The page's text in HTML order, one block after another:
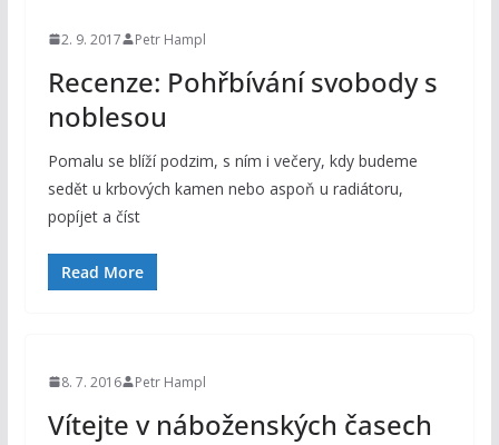
2. 9. 2017 Petr Hampl
Recenze: Pohřbívání svobody s
noblesou
Pomalu se blíží podzim, s ním i večery, kdy budeme
sedět u krbových kamen nebo aspoň u radiátoru,
popíjet a číst
Read More
8. 7. 2016 Petr Hampl
Vítejte v náboženských časech